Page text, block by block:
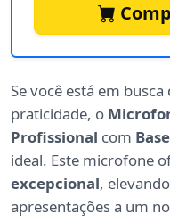
Se você está em
praticidade, o
Profissional com
ideal. Este microfone
excepcional,
apresentações a um